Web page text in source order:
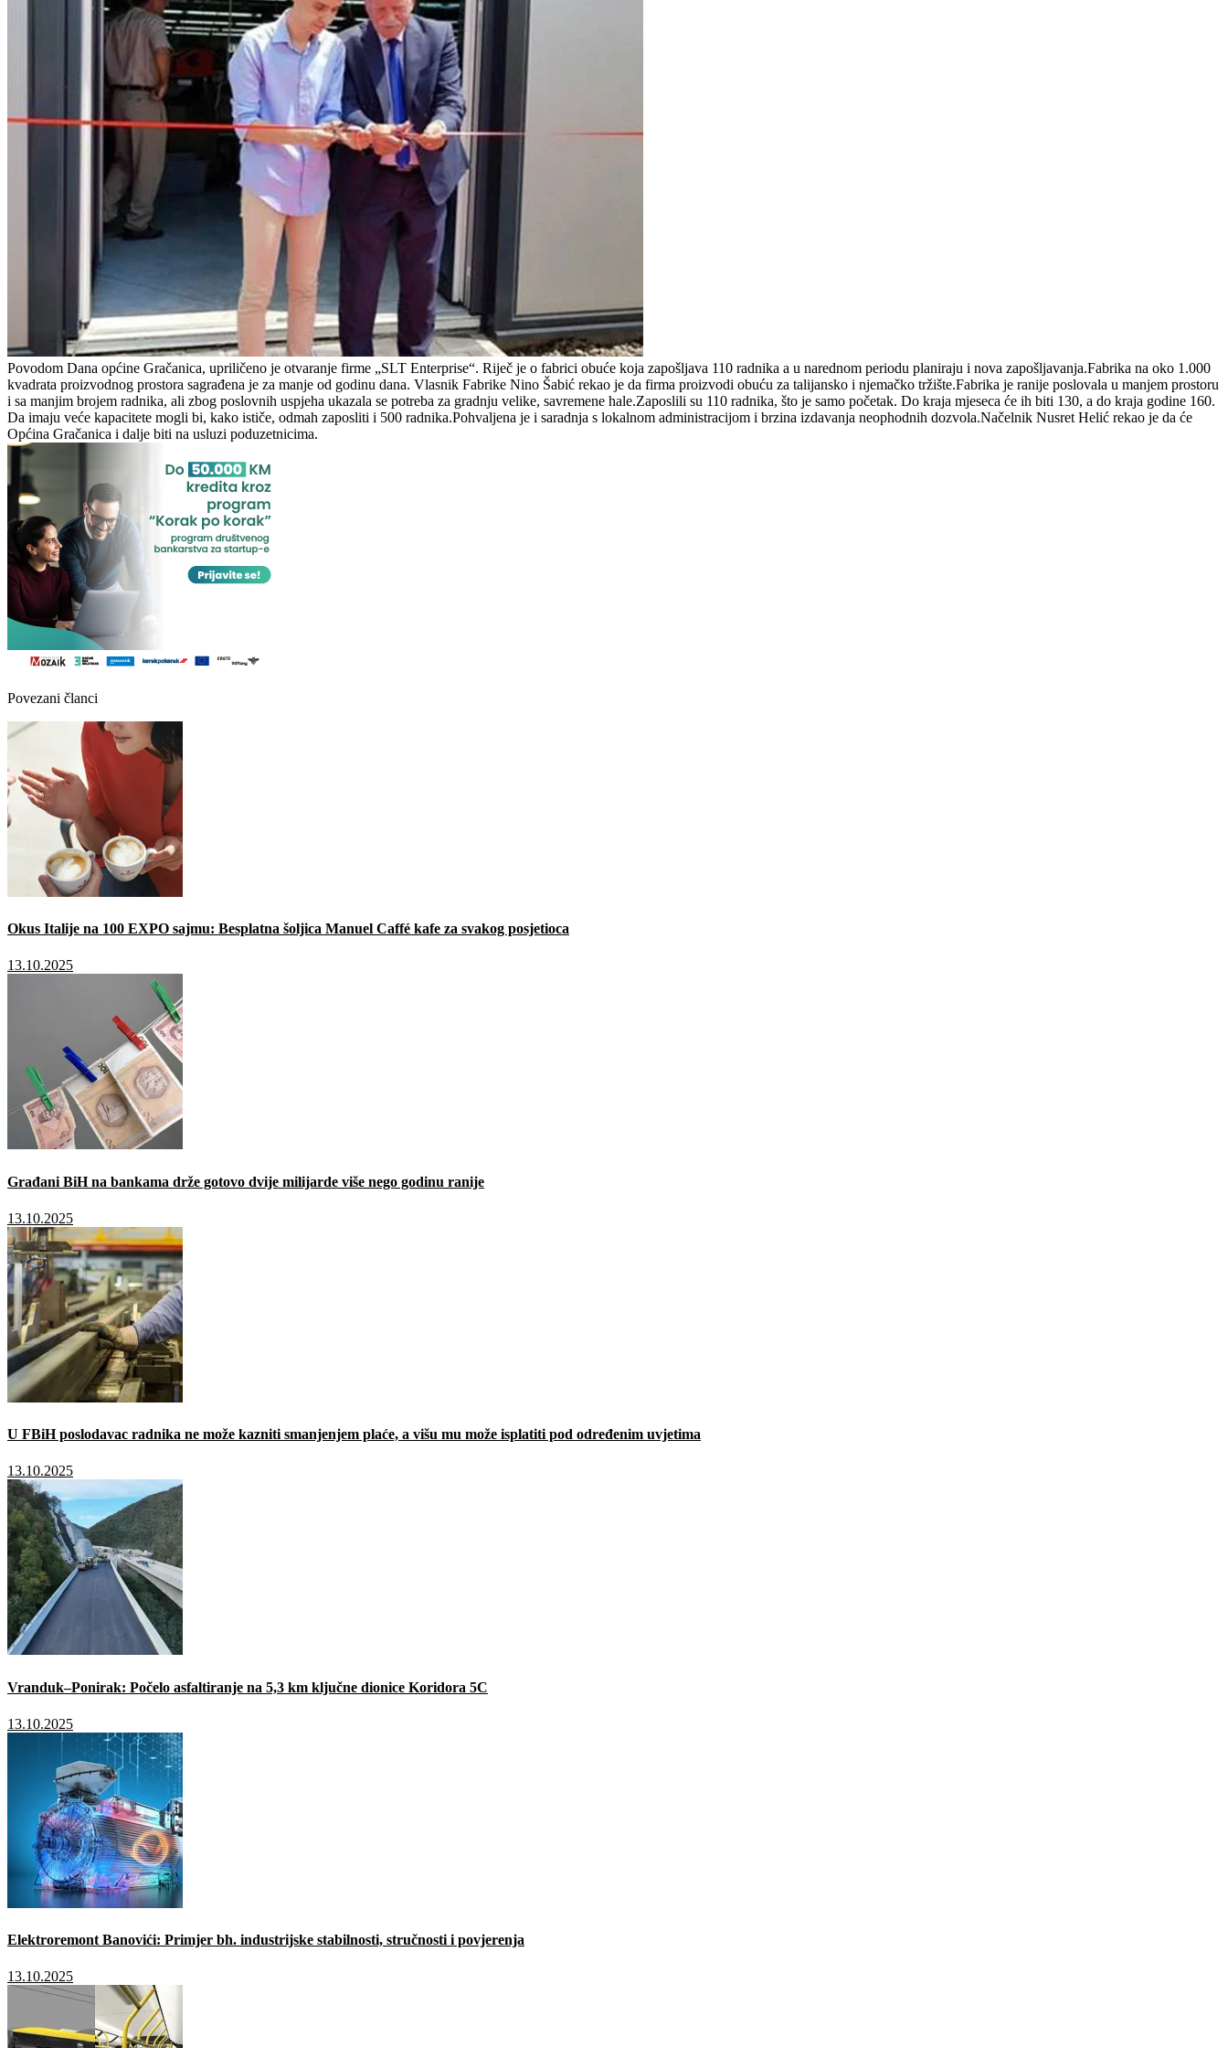
Povodom Dana općine Gračanica, upriličeno je otvaranje firme „SLT Enterprise“. Riječ je o fabrici obuće koja zapošljava 110 radnika a u narednom periodu planiraju i nova zapošljavanja.Fabrika na oko 1.000
kvadrata proizvodnog prostora sagrađena je za manje od godinu dana. Vlasnik Fabrike Nino Šabić rekao je da firma proizvodi obuću za talijansko i njemačko tržište.Fabrika je ranije poslovala u manjem prostoru
i sa manjim brojem radnika, ali zbog poslovnih uspjeha ukazala se potreba za gradnju velike, savremene hale.Zaposlili su 110 radnika, što je samo početak. Do kraja mjeseca će ih biti 130, a do kraja godine 160.
Da imaju veće kapacitete mogli bi, kako ističe, odmah zaposliti i 500 radnika.Pohvaljena je i saradnja s lokalnom administracijom i brzina izdavanja neophodnih dozvola.Načelnik Nusret Helić rekao je da će
Općina Gračanica i dalje biti na usluzi poduzetnicima.
Povezani članci
Okus Italije na 100 EXPO sajmu: Besplatna šoljica Manuel Caffé kafe za svakog posjetioca
13.10.2025
Građani BiH na bankama drže gotovo dvije milijarde više nego godinu ranije
13.10.2025
U FBiH poslodavac radnika ne može kazniti smanjenjem plaće, a višu mu može isplatiti pod određenim uvjetima
13.10.2025
Vranduk–Ponirak: Počelo asfaltiranje na 5,3 km ključne dionice Koridora 5C
13.10.2025
Elektroremont Banovići: Primjer bh. industrijske stabilnosti, stručnosti i povjerenja
13.10.2025